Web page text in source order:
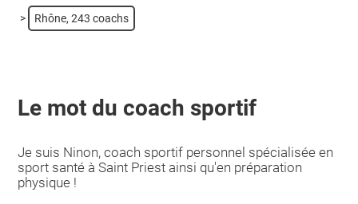
> Rhône, 243 coachs
Le mot du coach sportif
Je suis Ninon, coach sportif personnel spécialisée en
sport santé à Saint Priest ainsi qu'en préparation
physique !